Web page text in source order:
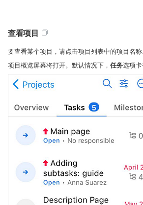
查看项目
要查看某个项目，请点击项目列表中的项目名称
项目概览屏幕将打开。默认情况下， 任务选项卡